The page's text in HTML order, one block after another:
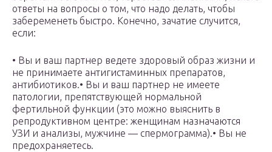
ответы на вопросы о том, что надо делать, чтобы
забеременеть быстро. Конечно, зачатие случится,
если:
• Вы и ваш партнер ведете здоровый образ жизни и
не принимаете антигистаминных препаратов,
антибиотиков.• Вы и ваш партнер не имеете
патологии, препятствующей нормальной
фертильной функции (это можно выяснить в
репродуктивном центре: женщинам назначаются
УЗИ и анализы, мужчине — спермограмма).• Вы не
предохраняетесь.